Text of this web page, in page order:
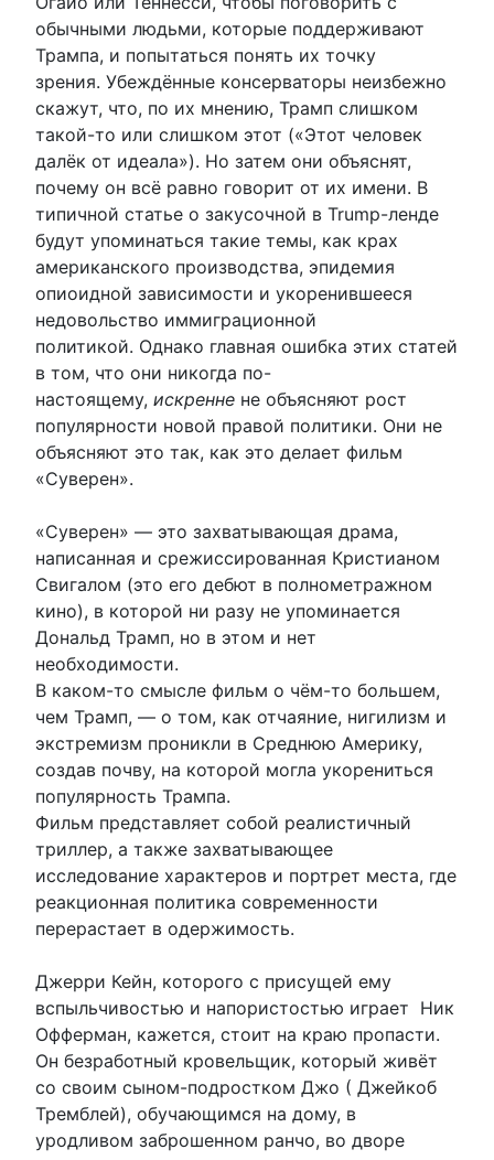
обычными людьми, которые поддерживают
Трампа, и попытаться понять их точку
зрения. Убеждённые консерваторы неизбежно
скажут, что, по их мнению, Трамп слишком
такой-то или слишком этот («Этот человек
далёк от идеала»). Но затем они объяснят,
почему он всё равно говорит от их имени. В
типичной статье о закусочной в Trump-ленде
будут упоминаться такие темы, как крах
американского производства, эпидемия
опиоидной зависимости и укоренившееся
недовольство иммиграционной
политикой. Однако главная ошибка этих статей
в том, что они никогда по-
настоящему, искренне не объясняют рост
популярности новой правой политики. Они не
объясняют это так, как это делает фильм
«Суверен».
«Суверен» — это захватывающая драма,
написанная и срежиссированная Кристианом
Свигалом (это его дебют в полнометражном
кино), в которой ни разу не упоминается
Дональд Трамп, но в этом и нет
необходимости.
В каком-то смысле фильм о чём-то большем,
чем Трамп, — о том, как отчаяние, нигилизм и
экстремизм проникли в Среднюю Америку,
создав почву, на которой могла укорениться
популярность Трампа.
Фильм представляет собой реалистичный
триллер, а также захватывающее
исследование характеров и портрет места, где
реакционная политика современности
перерастает в одержимость.
Джерри Кейн, которого с присущей ему
вспыльчивостью и напористостью играет Ник
Офферман, кажется, стоит на краю пропасти.
Он безработный кровельщик, который живёт
со своим сыном-подростком Джо ( Джейкоб
Тремблей), обучающимся на дому, в
уродливом заброшенном ранчо, во дворе